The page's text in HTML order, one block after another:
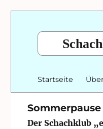
Startseite
Sommerpause
Der Schachklub